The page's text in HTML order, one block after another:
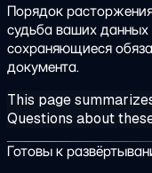
Порядок
судьба ваших
сохраняющиеся
документа.
This page
Questions about
Готовы к